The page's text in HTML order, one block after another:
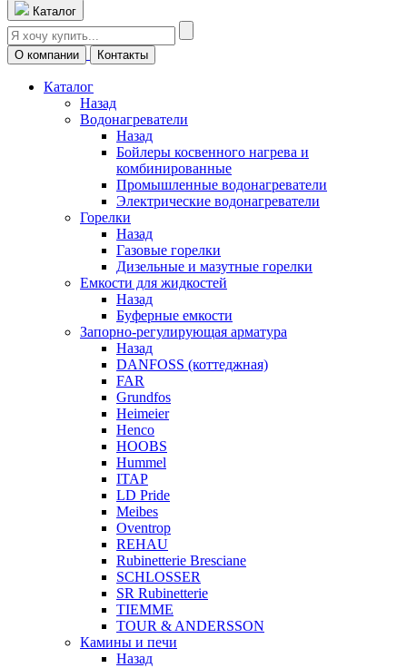
Каталог
О компании Контакты
Каталог
Назад
Водонагреватели
Назад
Бойлеры косвенного нагрева и
комбинированные
Промышленные водонагреватели
Электрические водонагреватели
Горелки
Назад
Газовые горелки
Дизельные и мазутные горелки
Емкости для жидкостей
Назад
Буферные емкости
Запорно-регулирующая арматура
Назад
DANFOSS (коттеджная)
FAR
Grundfos
Heimeier
Henco
HOOBS
Hummel
ITAP
LD Pride
Meibes
Oventrop
REHAU
Rubinetterie Bresciane
SCHLOSSER
SR Rubinetterie
TIEMME
TOUR & ANDERSSON
Камины и печи
Назад